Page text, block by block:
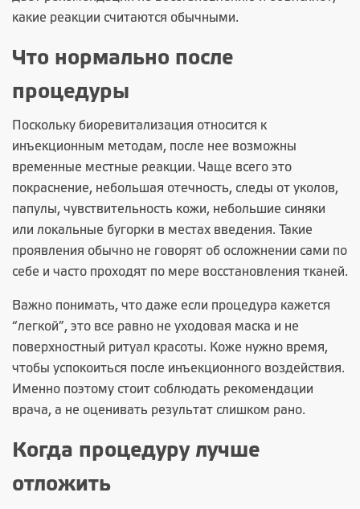
какие реакции считаются обычными.
Что нормально после
процедуры
Поскольку биоревитализация относится к
инъекционным методам, после нее возможны
временные местные реакции. Чаще всего это
покраснение, небольшая отечность, следы от уколов,
папулы, чувствительность кожи, небольшие синяки
или локальные бугорки в местах введения. Такие
проявления обычно не говорят об осложнении сами по
себе и часто проходят по мере восстановления тканей.
Важно понимать, что даже если процедура кажется
“легкой”, это все равно не уходовая маска и не
поверхностный ритуал красоты. Коже нужно время,
чтобы успокоиться после инъекционного воздействия.
Именно поэтому стоит соблюдать рекомендации
врача, а не оценивать результат слишком рано.
Когда процедуру лучше
отложить